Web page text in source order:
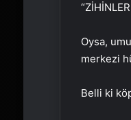
Oysa,
merkezi
Belli ki